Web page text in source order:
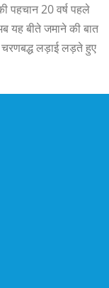
पहचान 20 वर्ष पहले
बीते जमाने की बात
लड़ाई लड़ते हुए